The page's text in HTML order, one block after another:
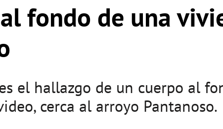
fondo de una
el hallazgo de un cuerpo al
cerca al arroyo Pantanoso.